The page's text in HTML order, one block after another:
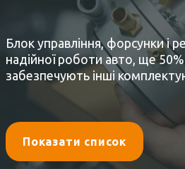
Блок управління, форсунки і
надійної роботи авто, ще 50%
забезпечують інші
Показати список